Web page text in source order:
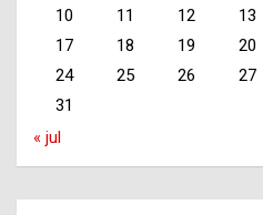
10
11 12 13
17
18 19 20
24
25 26 27
31
« jul